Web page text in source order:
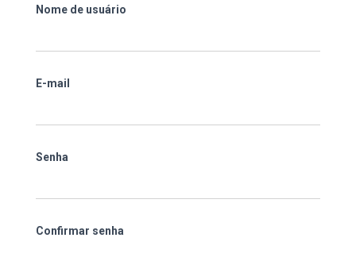
Nome de usuário
E-mail
Senha
Confirmar senha